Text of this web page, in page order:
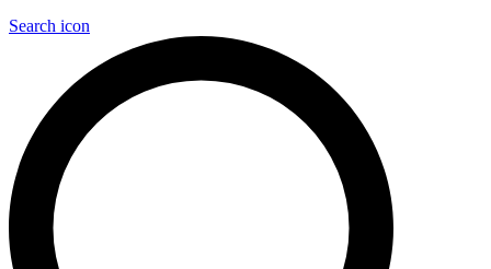
Search icon